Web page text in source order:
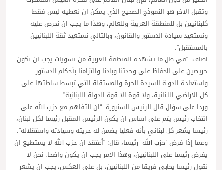
وتقبل الاخر هو النموذج الصحيح الذي يمكن ان نعطيه ليس فقط
كلبنانيين بل للمنطقة العربية وللعالم، وهذا ما يجب ان نحرص عليه
ونستعيد سيادة الدستور والقانون، وبالتالي نستعيد ثقة اللبنانيين
بالمستقبل”.
اضاف: “في ظل ما تشهده المنطقة العربية من تسويات يجب ان نكون
حريصين على الحفاظ على وحدتنا وبلدنا والتزامنا بأحكام الدستور
واستعادة الدولة السيدة الحرة والمستقلة التي تبسط سلطتها على
كل الاراضي اللبنانية، ولا قوة الا قوة الدولة اللبنانية”.
وردا على سؤال قال الرئيس السنيورة: “ان التفاهم مع حزب الله على
انتخاب رئيس يتم على اساس ان يكون الرئيس المقبل رئيسا لكل لبنان،
رئيسا يشعر كل لبناني بأنه فعليا يضمن له حريته وسيادته واستقلاله”.
وعما إذا فرض “حزب الله” رئيسا، قال: “أعتقد ان حزب الله لا يستطيع ان
يفرض رئيسا على اللبنانيين، وهذا الامر يجب ان يكون واضحا. نحن لا
نقول رئيسا يحابي فريقا من اللبنانيين، بل على العكس، يجب ان يشعر